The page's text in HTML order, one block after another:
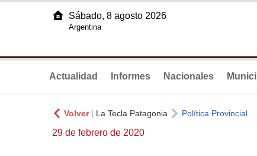
Sábado, 8 agosto 2026
Argentina
Actualidad Informes Nacionales
Volver| La Tecla Patagonia Política Provincial
29 de febrero de 2020